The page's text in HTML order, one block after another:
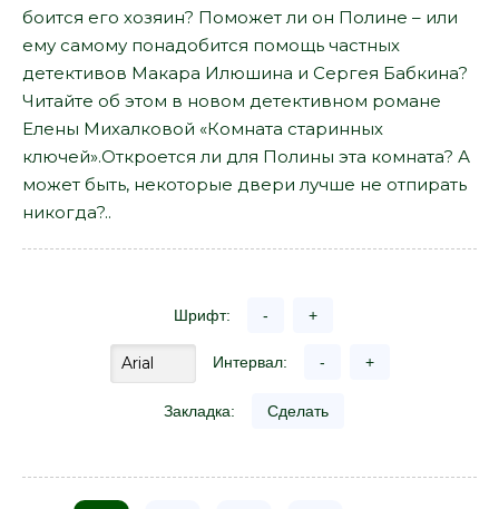
боится его хозяин? Поможет ли он Полине – или
ему самому понадобится помощь частных
детективов Макара Илюшина и Сергея Бабкина?
Читайте об этом в новом детективном романе
Елены Михалковой «Комната старинных
ключей».Откроется ли для Полины эта комната? А
может быть, некоторые двери лучше не отпирать
никогда?..
Шрифт: - +
Интервал: - +
Закладка: Сделать